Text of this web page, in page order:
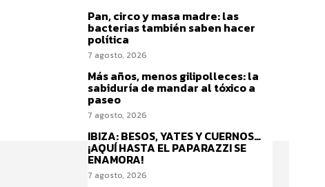
Pan, circo y masa madre: las
bacterias también saben hacer
política
7 agosto, 2026
Más años, menos gilipolleces: la
sabiduría de mandar al tóxico a
paseo
7 agosto, 2026
IBIZA: BESOS, YATES Y CUERNOS…
¡AQUÍ HASTA EL PAPARAZZI SE
ENAMORA!
7 agosto, 2026